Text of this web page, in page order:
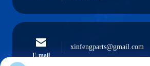
E-mail
xinfengparts@gmail.com